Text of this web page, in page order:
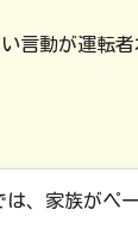
言動が運転
は、家族がペ